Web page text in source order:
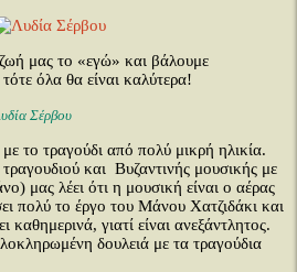
μας το «εγώ» και βάλουμε
όλα θα είναι καλύτερα!
Σέρβου
το τραγούδι από πολύ μικρή ηλικία.
και Βυζαντινής μουσικής με
μας λέει ότι η μουσική είναι ο αέρας
πολύ το έργο του Μάνου Χατζιδάκι και
καθημερινά, γιατί είναι ανεξάντλητος.
δουλειά με τα τραγούδια